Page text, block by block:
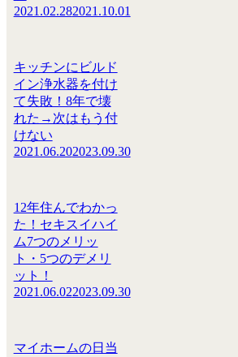
2021.02.282021.10.01
キッチンにビルド
イン浄水器を付け
て失敗！8年で壊
れた→次はもう付
けない
2021.06.202023.09.30
12年住んでわかっ
た！セキスイハイ
ム7つのメリッ
ト・5つのデメリ
ット！
2021.06.022023.09.30
マイホームの日当